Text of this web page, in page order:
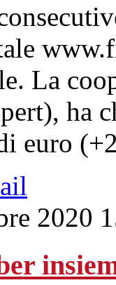
La
ha
euro
2020